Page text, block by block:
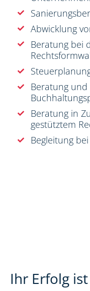
Abwicklung
Beratung bei
Beratung
Beratung in
gestütztem
Begleitung
Ihr Erfolg